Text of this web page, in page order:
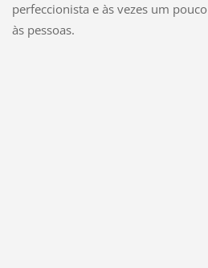
perfeccionista e às vezes um
às pessoas.